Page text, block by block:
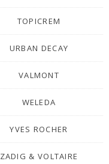
TOPICREM
URBAN DECAY
VALMONT
WELEDA
YVES ROCHER
ZADIG & VOLTAIRE